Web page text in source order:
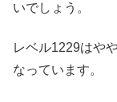
いでしょう。
レベル1229はや
なっています。